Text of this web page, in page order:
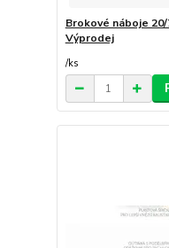
Brokové náboje 20/
Výprodej
/ks